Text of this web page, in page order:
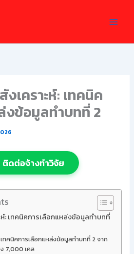
เคราะห์: เทคนิค
งข้อมูลทำบทที่ 2
ติดต่อจ้างทำวิจัย
: เทคนิคการเลือกแหล่งข้อมูลทำบทที่
ทคนิคการเลือกแหล่งข้อมูลทำบทที่ 2 จาก
7,000 เคส